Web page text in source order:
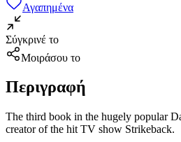
Αγαπημένα
Σύγκρινέ το
Μοιράσου το
Περιγραφή
The third book in the hugely popular
creator of the hit TV show Strikeback.